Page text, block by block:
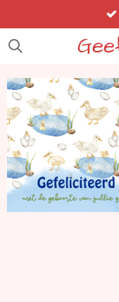
direct
naar
hoofdinhoud